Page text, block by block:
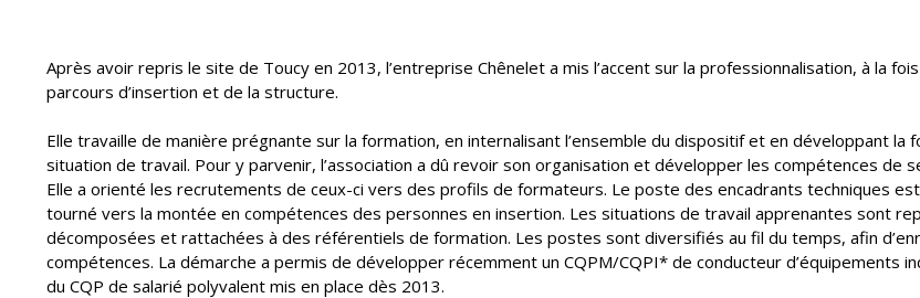
Après avoir repris le site de Toucy en 2013, l’entreprise Chênelet a mis l’accent sur la professionnalisation, à la
parcours d’insertion et de la structure.
Elle travaille de manière prégnante sur la formation, en internalisant l’ensemble du dispositif et en développant la
situation de travail. Pour y parvenir, l’association a dû revoir son organisation et développer les compétences de
Elle a orienté les recrutements de ceux-ci vers des profils de formateurs. Le poste des encadrants techniques
tourné vers la montée en compétences des personnes en insertion. Les situations de travail apprenantes sont
décomposées et rattachées à des référentiels de formation. Les postes sont diversifiés au fil du temps, afin
compétences. La démarche a permis de développer récemment un CQPM/CQPI* de conducteur d’équipements
du CQP de salarié polyvalent mis en place dès 2013.